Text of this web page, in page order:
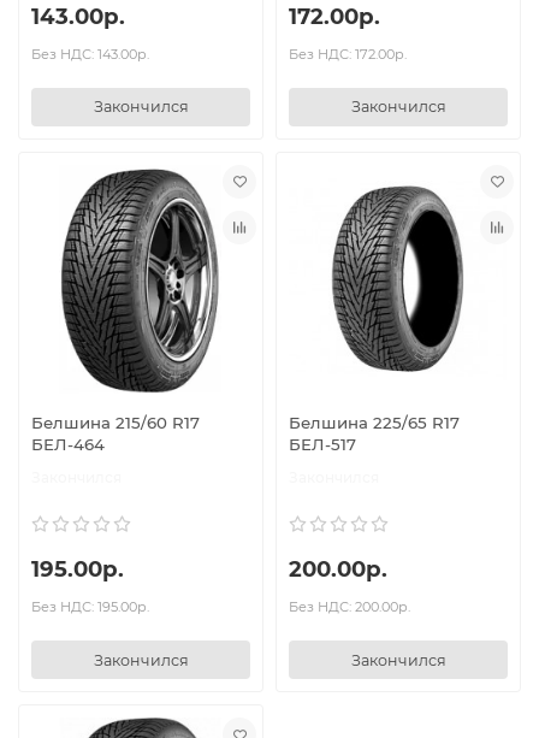
143.00р.
Без НДС: 143.00р.
Закончился
172.00р.
Без НДС: 172.00р.
Закончился
Белшина 215/60 R17
БЕЛ-464
195.00р.
Без НДС: 195.00р.
Закончился
Белшина 225/65 R17
БЕЛ-517
200.00р.
Без НДС: 200.00р.
Закончился